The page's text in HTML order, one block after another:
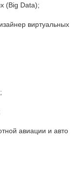
(Big Data);
виртуальных
авиации и авто